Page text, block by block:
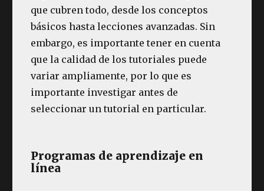
que cubren todo, desde los conceptos
básicos hasta lecciones avanzadas. Sin
embargo, es importante tener en cuenta
que la calidad de los tutoriales puede
variar ampliamente, por lo que es
importante investigar antes de
seleccionar un tutorial en particular.
Programas de aprendizaje en
línea